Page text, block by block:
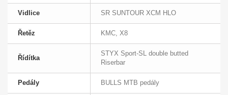
Vidlice SR SUNTOUR XCM HLO
Řetěz KMC, X8
Řídítka
STYX Sport-SL double butted
Riserbar
Pedály BULLS MTB pedály